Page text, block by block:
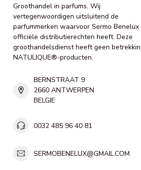
Groothandel in parfums. Wij
vertegenwoordigen uitsluitend de
parfummerken waarvoor Sermo Benelux
officiële distributierechten heeft. Deze
groothandelsdienst heeft geen
NATULIQUE®-producten.
BERNSTRAAT 9
2660 ANTWERPEN
BELGIE
0032 485 96 40 81
SERMOBENELUX@GMAIL.COM